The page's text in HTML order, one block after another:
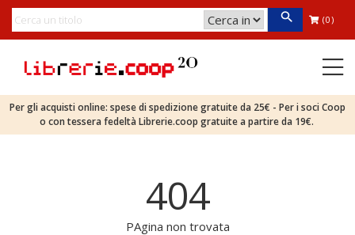
(0)
Per gli acquisti online: spese di spedizione gratuite da 25€ - Per i soci Coop
o con tessera fedeltà Librerie.coop gratuite a partire da 19€.
404
PAgina non trovata